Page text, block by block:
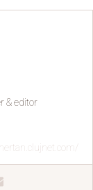
& editor
nertan.clujnet.com/